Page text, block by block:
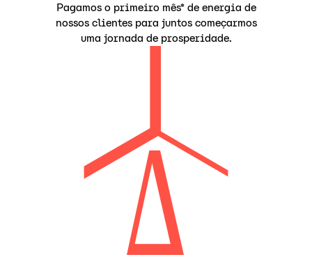
Pagamos o primeiro mês* de energia de
nossos clientes para juntos começarmos
uma jornada de prosperidade.